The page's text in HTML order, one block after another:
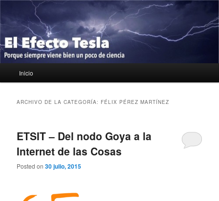
contenido
principal
contenido
secundario
El Efecto Tesla
Porque siempre viene bien un poco de ciencia
principal
Inicio
ARCHIVO DE LA CATEGORÍA: FÉLIX PÉREZ MARTÍNEZ
ETSIT – Del nodo Goya a la
Internet de las Cosas
Posted on30 julio, 2015